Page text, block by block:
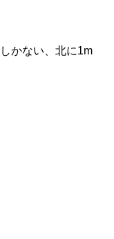
かない、北に1m